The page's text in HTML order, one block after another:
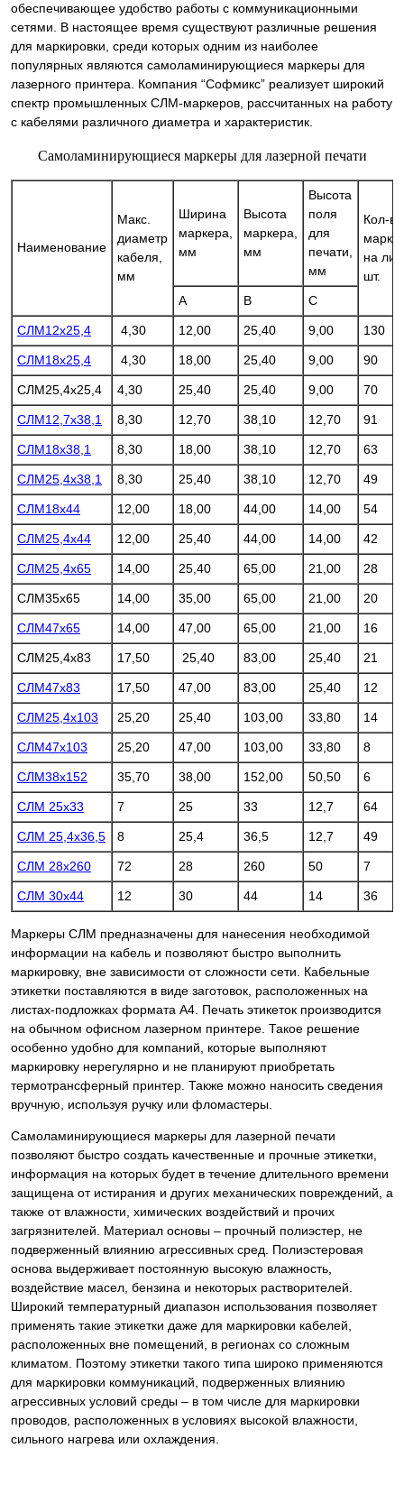
обеспечивающее удобство работы с коммуникационными
сетями. В настоящее время существуют различные решения
для маркировки, среди которых одним из наиболее
популярных являются самоламинирующиеся маркеры для
лазерного принтера. Компания “Софмикс” реализует широкий
спектр промышленных СЛМ-маркеров, рассчитанных на работу
с кабелями различного диаметра и характеристик.
Самоламинирующиеся маркеры для лазерной печати
Наименование
Макс.
диаметр
кабеля,
мм
Ширина
маркера,
мм
Высота
маркера,
мм
Высота
поля
для
печати,
мм
Кол-во
на
шт.
А
В С
СЛМ12х25,4 4,30 12,00 25,40 9,00 130
СЛМ18х25,4 4,30 18,00 25,40 9,00 90
СЛМ25,4х25,4 4,30 25,40 25,40 9,00 70
СЛМ12,7х38,1 8,30 12,70 38,10 12,70 91
СЛМ18х38,1 8,30 18,00 38,10 12,70 63
СЛМ25,4х38,1 8,30 25,40 38,10 12,70 49
СЛМ18х44 12,00 18,00 44,00 14,00 54
СЛМ25,4х44 12,00 25,40 44,00 14,00 42
СЛМ25,4х65 14,00 25,40 65,00 21,00 28
СЛМ35х65 14,00 35,00 65,00 21,00 20
СЛМ47х65 14,00 47,00 65,00 21,00 16
СЛМ25,4х83 17,50 25,40 83,00 25,40 21
СЛМ47х83 17,50 47,00 83,00 25,40 12
СЛМ25,4х103 25,20 25,40 103,00 33,80 14
СЛМ47х103 25,20 47,00 103,00 33,80 8
СЛМ38х152 35,70 38,00 152,00 50,50 6
СЛМ 25х33 7 25 33 12,7 64
СЛМ 25,4х36,5 8 25,4 36,5 12,7 49
СЛМ 28х260 72 28 260 50 7
СЛМ 30х44 12 30 44 14 36
Маркеры СЛМ предназначены для нанесения необходимой
информации на кабель и позволяют быстро выполнить
маркировку, вне зависимости от сложности сети. Кабельные
этикетки поставляются в виде заготовок, расположенных на
листах-подложках формата А4. Печать этикеток производится
на обычном офисном лазерном принтере. Такое решение
особенно удобно для компаний, которые выполняют
маркировку нерегулярно и не планируют приобретать
термотрансферный принтер. Также можно наносить сведения
вручную, используя ручку или фломастеры.
Самоламинирующиеся маркеры для лазерной печати
позволяют быстро создать качественные и прочные этикетки,
информация на которых будет в течение длительного времени
защищена от истирания и других механических повреждений, а
также от влажности, химических воздействий и прочих
загрязнителей. Материал основы – прочный полиэстер, не
подверженный влиянию агрессивных сред. Полиэстеровая
основа выдерживает постоянную высокую влажность,
воздействие масел, бензина и некоторых растворителей.
Широкий температурный диапазон использования позволяет
применять такие этикетки даже для маркировки кабелей,
расположенных вне помещений, в регионах со сложным
климатом. Поэтому этикетки такого типа широко применяются
для маркировки коммуникаций, подверженных влиянию
агрессивных условий среды – в том числе для маркировки
проводов, расположенных в условиях высокой влажности,
сильного нагрева или охлаждения.